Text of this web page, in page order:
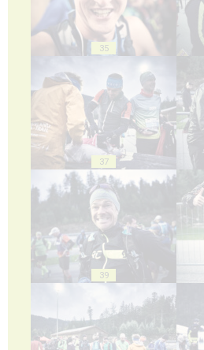
35
37
39